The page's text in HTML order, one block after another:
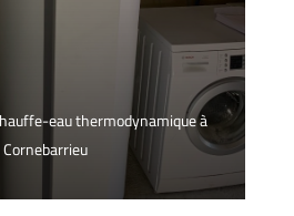
eau thermodynamique à
Cornebarrieu